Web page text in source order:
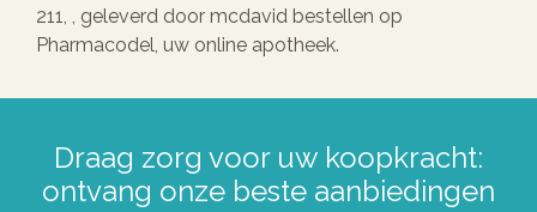
211, , geleverd door mcdavid bestellen op
Pharmacodel, uw online apotheek.
Draag zorg voor uw koopkracht:
ontvang onze beste aanbiedingen